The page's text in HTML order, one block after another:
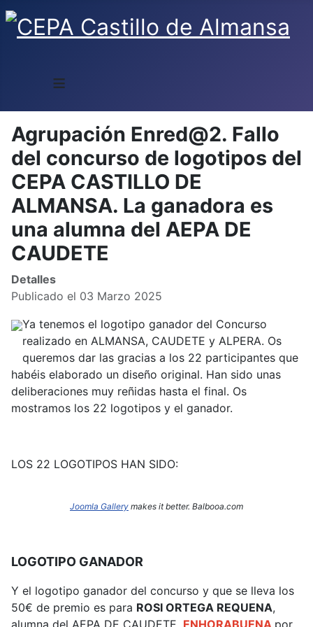
≡
Agrupación Enred@2. Fallo
del concurso de logotipos del
CEPA CASTILLO DE
ALMANSA. La ganadora es
una alumna del AEPA DE
CAUDETE
Detalles
Publicado el 03 Marzo 2025
Ya tenemos el logotipo ganador del Concurso
realizado en ALMANSA, CAUDETE y ALPERA. Os
queremos dar las gracias a los 22 participantes que
habéis elaborado un diseño original. Han sido unas
deliberaciones muy reñidas hasta el final. Os
mostramos los 22 logotipos y el ganador.
LOS 22 LOGOTIPOS HAN SIDO:
Joomla Gallery makes it better. Balbooa.com
LOGOTIPO GANADOR
Y el logotipo ganador del concurso y que se lleva los
50€ de premio es para ROSI ORTEGA REQUENA,